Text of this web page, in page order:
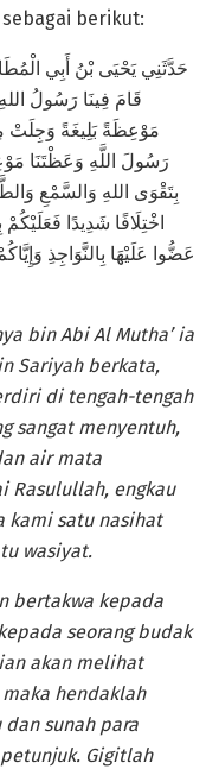
berikut:
حَدَّثَنِي يَحْيَى بْنُ أَبِي
قَامَ فِينَا رَسُولُ
مَوْعِظَةً بَلِيغَةً وَجِلَتْ
رَسُولَ اللَّهِ وَعَظْتَنَا
بِتَقْوَى اللهِ وَالسَّمْعِ
اخْتِلَافًا شَدِيدًا
عَضُّوا عَلَيْهَا بِالنَّوَاجِذِ
bin Abi Al Mutha’ ia
Sariyah berkata,
di tengah-tengah
sangat menyentuh,
air mata
Rasulullah, engkau
kami satu nasihat
wasiyat.
bertakwa kepada
seorang budak
akan melihat
hendaklah
sunah para
Gigitlah